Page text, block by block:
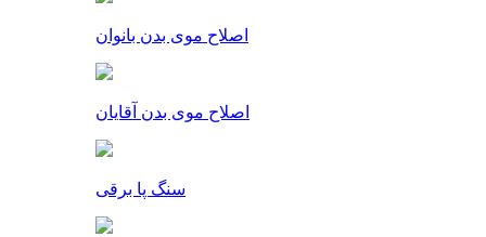
اصلاح موی بدن بانوان
اصلاح موی بدن آقایان
سنگ پا برقی